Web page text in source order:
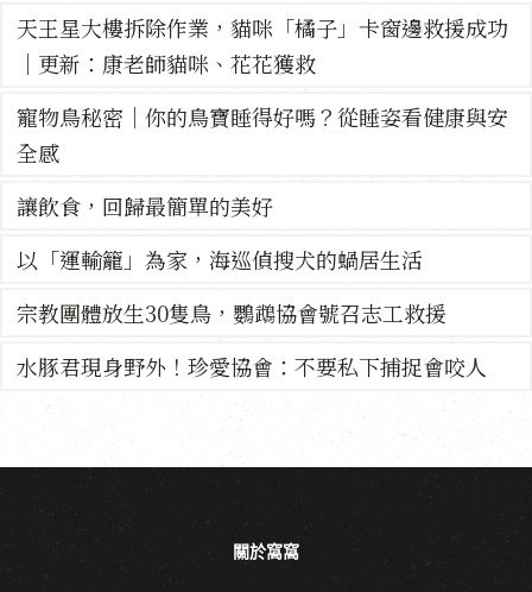
天王星大樓拆除作業，貓咪「橘子」卡窗邊救援成功
｜更新：康老師貓咪、花花獲救
寵物鳥秘密｜你的鳥寶睡得好嗎？從睡姿看健康與安
全感
讓飲食，回歸最簡單的美好
以「運輸籠」為家，海巡偵搜犬的蝸居生活
宗教團體放生30隻鳥，鸚鵡協會號召志工救援
水豚君現身野外！珍愛協會：不要私下捕捉會咬人
關於窩窩